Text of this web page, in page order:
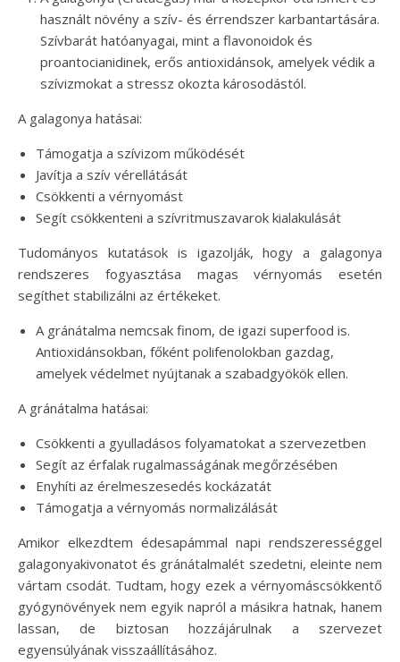
használt növény a szív- és érrendszer karbantartására.
Szívbarát hatóanyagai, mint a flavonoidok és
proantocianidinek, erős antioxidánsok, amelyek védik a
szívizmokat a stressz okozta károsodástól.
A galagonya hatásai:
Támogatja a szívizom működését
Javítja a szív vérellátását
Csökkenti a vérnyomást
Segít csökkenteni a szívritmuszavarok kialakulását
Tudományos kutatások is igazolják, hogy a galagonya
rendszeres fogyasztása magas vérnyomás esetén
segíthet stabilizálni az értékeket.
A gránátalma nemcsak finom, de igazi superfood is.
Antioxidánsokban, főként polifenolokban gazdag,
amelyek védelmet nyújtanak a szabadgyökök ellen.
A gránátalma hatásai:
Csökkenti a gyulladásos folyamatokat a szervezetben
Segít az érfalak rugalmasságának megőrzésében
Enyhíti az érelmeszesedés kockázatát
Támogatja a vérnyomás normalizálását
Amikor elkezdtem édesapámmal napi rendszerességgel
galagonyakivonatot és gránátalmalét szedetni, eleinte nem
vártam csodát. Tudtam, hogy ezek a vérnyomáscsökkentő
gyógynövények nem egyik napról a másikra hatnak, hanem
lassan, de biztosan hozzájárulnak a szervezet
egyensúlyának visszaállításához.